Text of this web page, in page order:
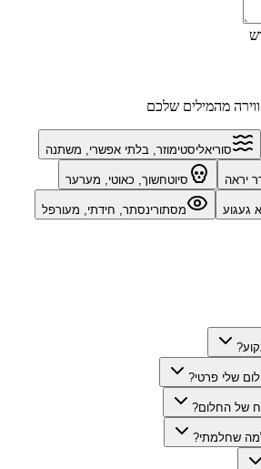
מהמילים שלכם
סוריאליסטימוזר, בלתי אפשרי, משתנה
יראה סיוטחשוך, כאוטי, מערער
געגוע מסתורינסתר, חידתי, מעורפל
שלי פרטי?
של החלום?
שחלמתי?